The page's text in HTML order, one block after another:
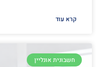
קרא עוד
חשבונית אונליין